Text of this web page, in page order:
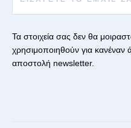
Τα στοιχεία σας δεν θα
χρησιμοποιηθούν για κανέναν
αποστολή newsletter.